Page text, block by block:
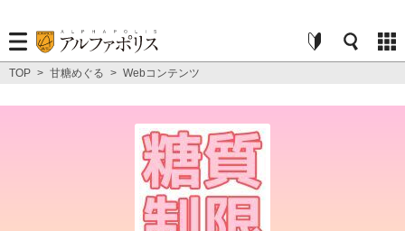
TOP > 甘糖めぐる > Webコンテンツ